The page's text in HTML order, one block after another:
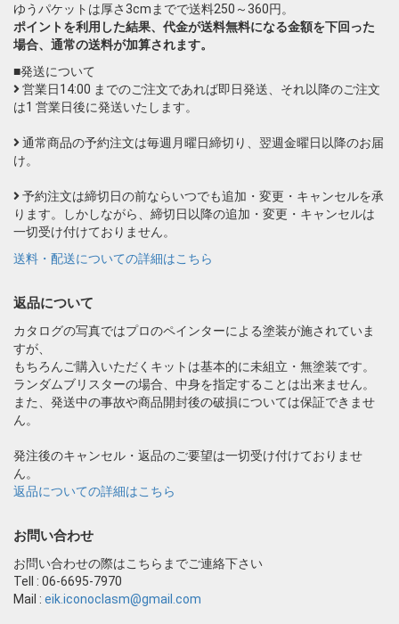
ゆうパケットは厚さ3cmまでで送料250～360円。
ポイントを利用した結果、代金が送料無料になる金額を下回った
場合、通常の送料が加算されます。
■発送について
営業日14:00 までのご注文であれば即日発送、それ以降のご注文
は1 営業日後に発送いたします。
通常商品の予約注文は毎週月曜日締切り、翌週金曜日以降のお届
け。
予約注文は締切日の前ならいつでも追加・変更・キャンセルを承
ります。しかしながら、締切日以降の追加・変更・キャンセルは
一切受け付けておりません。
送料・配送についての詳細はこちら
返品について
カタログの写真ではプロのペインターによる塗装が施されていま
すが、
もちろんご購入いただくキットは基本的に未組立・無塗装です。
ランダムブリスターの場合、中身を指定することは出来ません。
また、発送中の事故や商品開封後の破損については保証できませ
ん。
発注後のキャンセル・返品のご要望は一切受け付けておりませ
ん。
返品についての詳細はこちら
お問い合わせ
お問い合わせの際はこちらまでご連絡下さい
Tell : 06-6695-7970
Mail : eik.iconoclasm@gmail.com